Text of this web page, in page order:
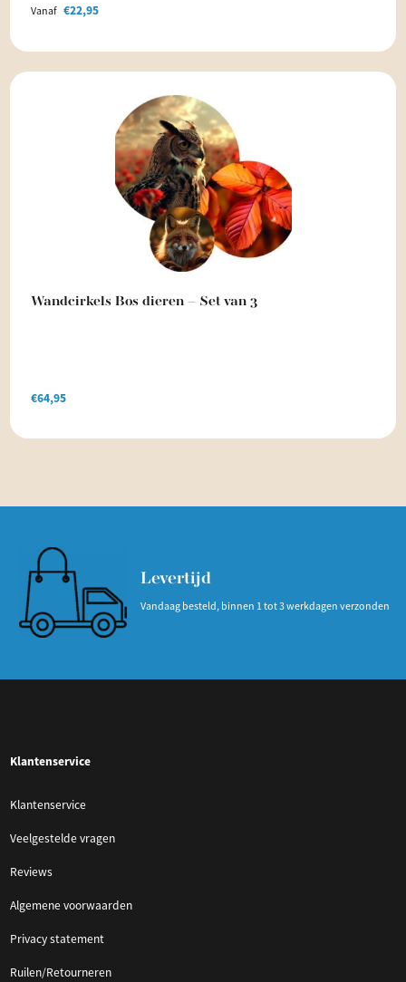
Vanaf €22,95
Wandcirkels Bos dieren – Set van 3
€64,95
Levertijd
Vandaag besteld, binnen 1 tot 3 werkdagen verzonden
Klantenservice
Klantenservice
Veelgestelde vragen
Reviews
Algemene voorwaarden
Privacy statement
Ruilen/Retourneren